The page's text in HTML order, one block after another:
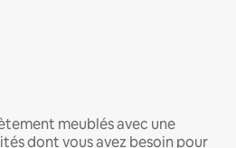
meublés avec une
dont vous avez besoin pour